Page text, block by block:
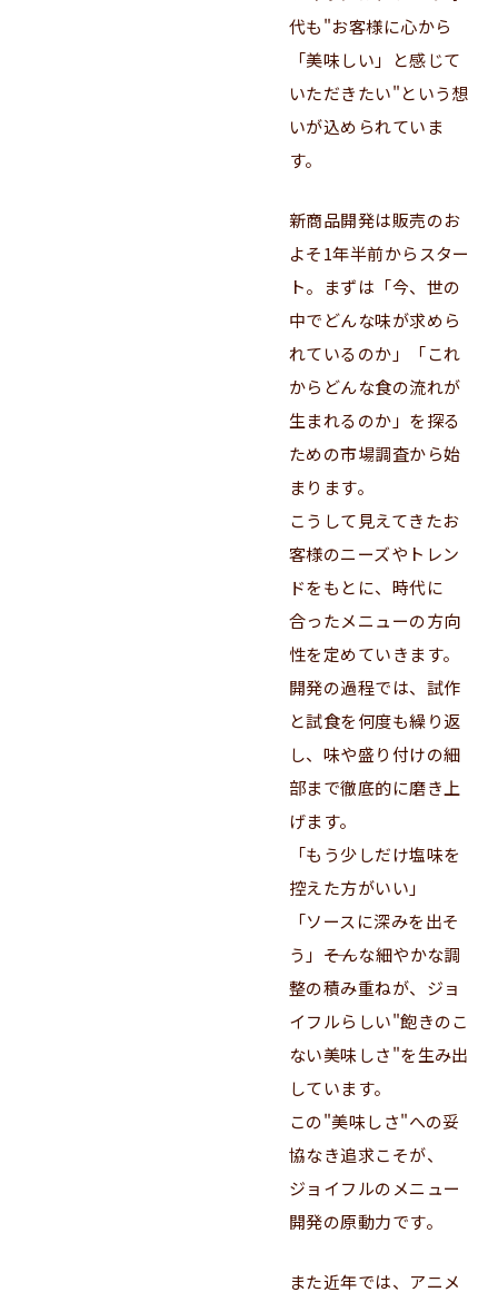
代も"お客様に心から
「美味しい」と感じて
いただきたい"という想
いが込められていま
す。
新商品開発は販売のお
よそ1年半前からスター
ト。まずは「今、世の
中でどんな味が求めら
れているのか」「これ
からどんな食の流れが
生まれるのか」を探る
ための市場調査から始
まります。
こうして見えてきたお
客様のニーズやトレン
ドをもとに、時代に
合ったメニューの方向
性を定めていきます。
開発の過程では、試作
と試食を何度も繰り返
し、味や盛り付けの細
部まで徹底的に磨き上
げます。
「もう少しだけ塩味を
控えた方がいい」
「ソースに深みを出そ
う」――そんな細やかな調
整の積み重ねが、ジョ
イフルらしい"飽きのこ
ない美味しさ"を生み出
しています。
この"美味しさ"への妥
協なき追求こそが、
ジョイフルのメニュー
開発の原動力です。
また近年では、アニメ